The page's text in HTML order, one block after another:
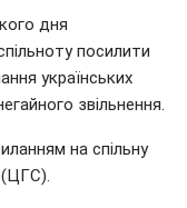
дня
посилити
українських
звільнення.
на спільну